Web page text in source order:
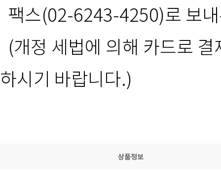
팩스(02-6243-4250)로 보
(개정 세법에 의해 카드로
하시기 바랍니다.)
상품정보